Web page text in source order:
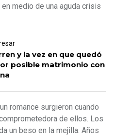
medio de una aguda crisis
y la vez en que quedó
posible matrimonio con
romance surgieron cuando
de ellos. Los
un beso en la mejilla. Años